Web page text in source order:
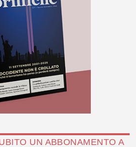
UN ABBONAMENTO A